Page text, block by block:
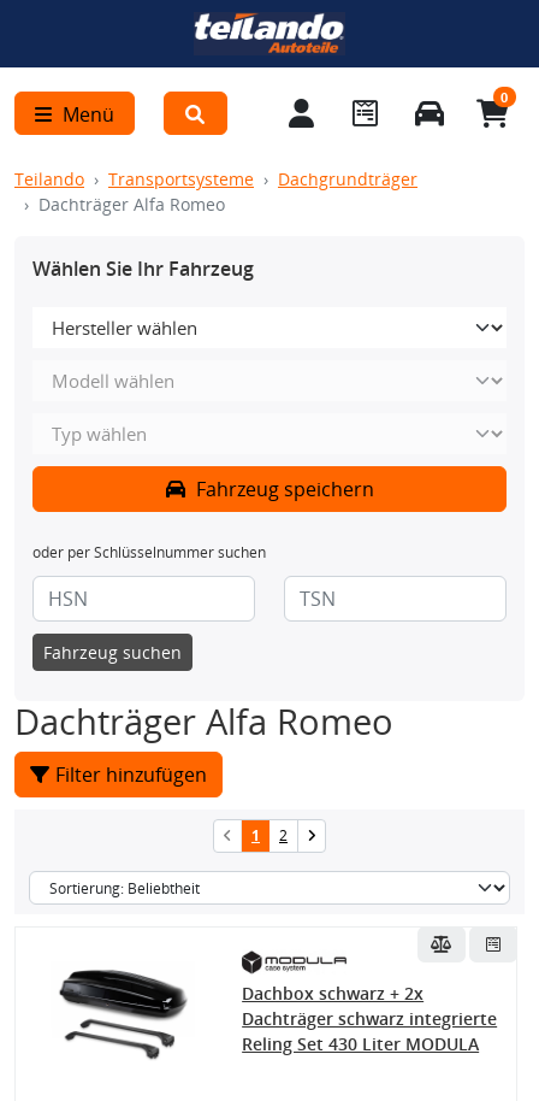
Menü
0
Teilando Transportsysteme
Dachgrundträger
Dachträger Alfa Romeo
Wählen Sie Ihr Fahrzeug
Fahrzeug speichern
oder per Schlüsselnummer suchen
Fahrzeug suchen
Dachträger Alfa Romeo
Filter hinzufügen
1 2
Dachbox schwarz + 2x
Dachträger schwarz integrierte
Reling Set 430 Liter MODULA